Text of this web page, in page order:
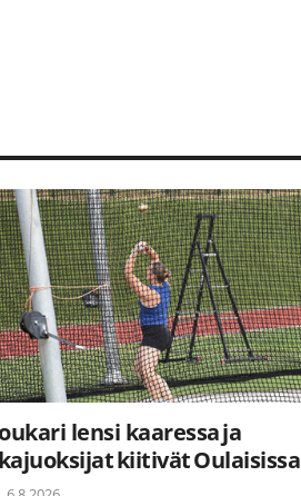
lensi kaaressa ja
kiitivät Oulaisissa